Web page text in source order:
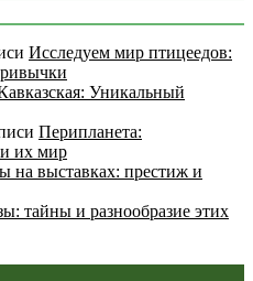
Исследуем мир птицеедов:
Уникальный
Перипланета:
их мир
на выставках: престиж и
тайны и разнообразие этих